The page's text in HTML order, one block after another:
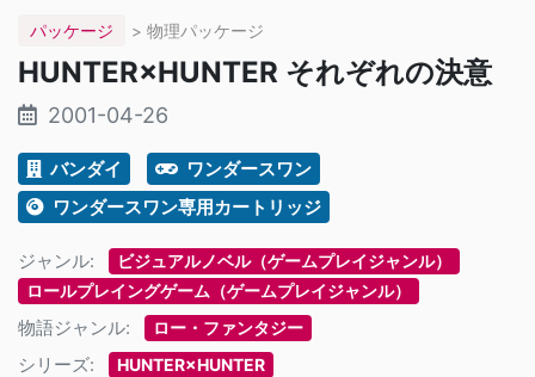
パッケージ > 物理パッケージ
HUNTER×HUNTER それぞれの決意
2001-04-26
バンダイ
ワンダースワン
ワンダースワン専用カートリッジ
ジャンル:
ビジュアルノベル（ゲームプレイジャンル）
ロールプレイングゲーム（ゲームプレイジャンル）
物語ジャンル: ロー・ファンタジー
シリーズ: HUNTER×HUNTER